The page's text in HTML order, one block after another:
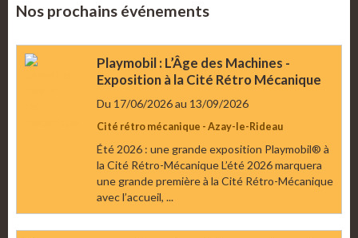
Nos prochains événements
Playmobil : L’Âge des Machines -
Exposition à la Cité Rétro Mécanique
Du 17/06/2026au 13/09/2026
Cité rétro mécanique - Azay-le-Rideau
Été 2026 : une grande exposition Playmobil® à
la Cité Rétro-Mécanique L’été 2026 marquera
une grande première à la Cité Rétro-Mécanique
avec l’accueil, ...